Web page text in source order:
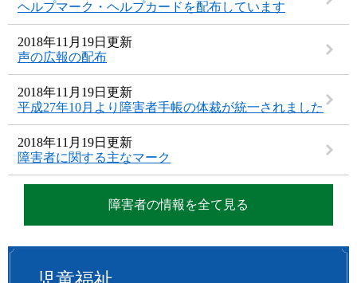
ヘルプマーク・ヘルプカードを配布しています
2018年11月19日更新
声の広報の配布
2018年11月19日更新
平成27年10月より障害者手帳の体裁が統一されました
2018年11月19日更新
障害者に関する主なマーク
障害者の情報を全て見る